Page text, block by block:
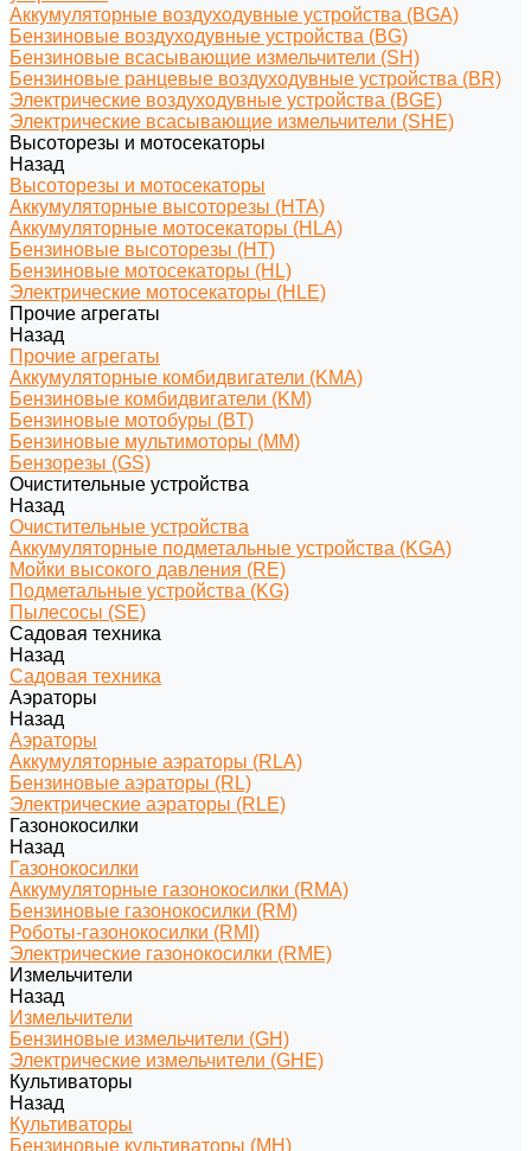
Аккумуляторные воздуходувные устройства (BGA)
Бензиновые воздуходувные устройства (BG)
Бензиновые всасывающие измельчители (SH)
Бензиновые ранцевые воздуходувные устройства (BR)
Электрические воздуходувные устройства (BGE)
Электрические всасывающие измельчители (SHE)
Высоторезы и мотосекаторы
Назад
Высоторезы и мотосекаторы
Аккумуляторные высоторезы (HTA)
Аккумуляторные мотосекаторы (HLA)
Бензиновые высоторезы (HT)
Бензиновые мотосекаторы (HL)
Электрические мотосекаторы (HLE)
Прочие агрегаты
Назад
Прочие агрегаты
Аккумуляторные комбидвигатели (KMA)
Бензиновые комбидвигатели (KM)
Бензиновые мотобуры (BT)
Бензиновые мультимоторы (MM)
Бензорезы (GS)
Очистительные устройства
Назад
Очистительные устройства
Аккумуляторные подметальные устройства (KGA)
Мойки высокого давления (RE)
Подметальные устройства (KG)
Пылесосы (SE)
Садовая техника
Назад
Садовая техника
Аэраторы
Назад
Аэраторы
Аккумуляторные аэраторы (RLA)
Бензиновые аэраторы (RL)
Электрические аэраторы (RLE)
Газонокосилки
Назад
Газонокосилки
Аккумуляторные газонокосилки (RMA)
Бензиновые газонокосилки (RM)
Роботы-газонокосилки (RMI)
Электрические газонокосилки (RME)
Измельчители
Назад
Измельчители
Бензиновые измельчители (GH)
Электрические измельчители (GHE)
Культиваторы
Назад
Культиваторы
Бензиновые культиваторы (MH)